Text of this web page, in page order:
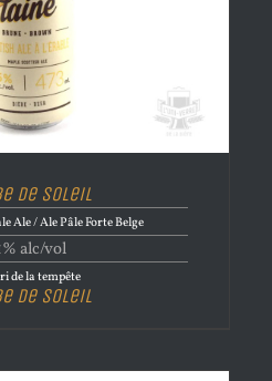
de Soleil
Ale / Ale Pâle Forte Belge
alc/vol
de la tempête
de Soleil